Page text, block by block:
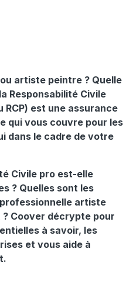
artiste peintre ? Quelle
Responsabilité Civile
RCP) est une assurance
qui vous couvre pour les
dans le cadre de votre
Civile pro est-elle
? Quelles sont les
artiste
Coover décrypte pour
à savoir, les
et vous aide à